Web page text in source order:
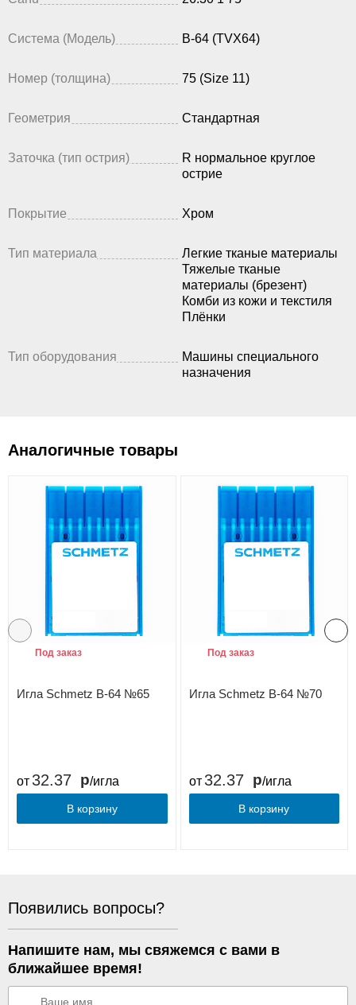
Система (Модель) B-64 (TVX64)
Номер (толщина) 75 (Size 11)
Геометрия Стандартная
Заточка (тип острия)
R нормальное круглое
острие
Покрытие Хром
Тип материала
Легкие тканые материалы
Тяжелые тканые
материалы (брезент)
Комби из кожи и текстиля
Плёнки
Тип оборудования
Машины специального
назначения
Аналогичные товары
Игла Schmetz B-64 №65
Под заказ
от 32.37 /игла
В корзину
Игла Schmetz B-64 №70
Под заказ
от 32.37 /игла
В корзину
Появились вопросы?
Напишите нам, мы свяжемся с вами в
ближайшее время!